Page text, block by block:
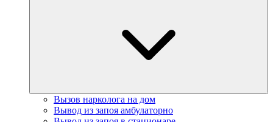
Вызов нарколога на дом
Вывод из запоя амбулаторно